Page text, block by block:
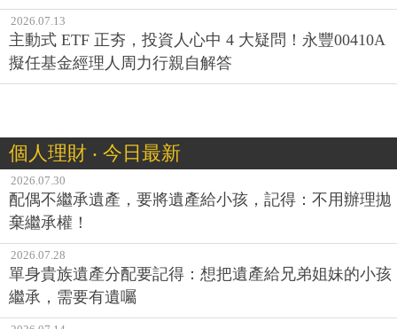
2026.07.13
信託，不只是有錢人的工具，而是每個家庭的責任
2026.07.13
主動式 ETF 正夯，投資人心中 4 大疑問！永豐00410A
個人理財 ‧ 今日最新
2026.07.30
配偶不繼承遺產，要將遺產給小孩，記得：不用辦理拋
棄繼承權！
2026.07.28
單身貴族遺產分配要記得：想把遺產給兄弟姐妹的小孩